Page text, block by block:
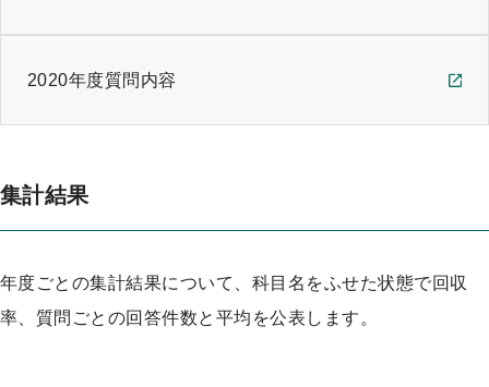
2020年度質問内容
集計結果
年度ごとの集計結果について、科目名をふせた状態で回収
率、質問ごとの回答件数と平均を公表します。